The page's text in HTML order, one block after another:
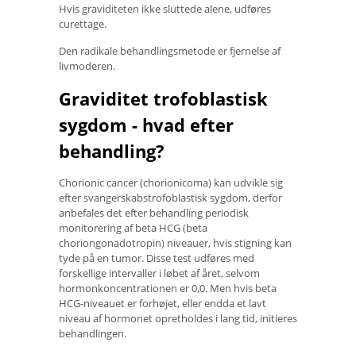
Hvis graviditeten ikke sluttede alene, udføres
curettage.
Den radikale behandlingsmetode er fjernelse af
livmoderen.
Graviditet trofoblastisk
sygdom - hvad efter
behandling?
Chorionic cancer (chorionicoma) kan udvikle sig
efter svangerskabstrofoblastisk sygdom, derfor
anbefales det efter behandling periodisk
monitorering af beta HCG (beta
choriongonadotropin) niveauer, hvis stigning kan
tyde på en tumor. Disse test udføres med
forskellige intervaller i løbet af året, selvom
hormonkoncentrationen er 0,0. Men hvis beta
HCG-niveauet er forhøjet, eller endda et lavt
niveau af hormonet opretholdes i lang tid, initieres
behandlingen.